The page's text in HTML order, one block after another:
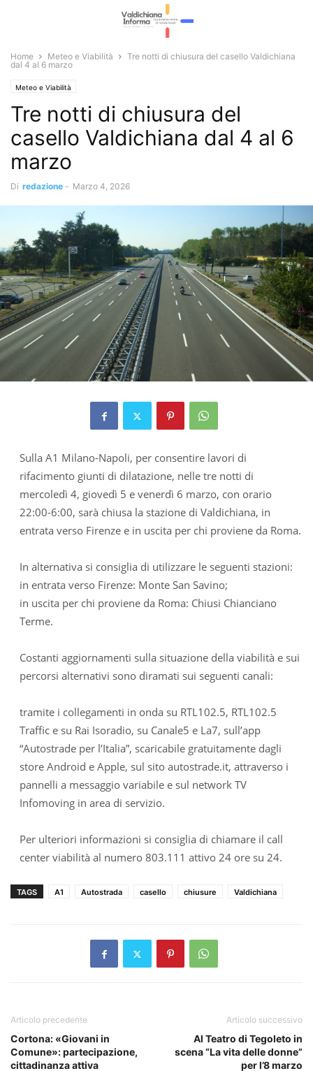
Home Meteo e Viabilità
Tre notti di chiusura del casello Valdichiana
dal 4 al 6 marzo
Meteo e Viabilità
Tre notti di chiusura del
casello Valdichiana dal 4 al 6
marzo
Di redazione - Marzo 4, 2026
Sulla A1 Milano-Napoli, per consentire lavori di
rifacimento giunti di dilatazione, nelle tre notti di
mercoledì 4, giovedì 5 e venerdì 6 marzo, con orario
22:00-6:00, sarà chiusa la stazione di Valdichiana, in
entrata verso Firenze e in uscita per chi proviene da Roma.
In alternativa si consiglia di utilizzare le seguenti stazioni:
in entrata verso Firenze: Monte San Savino;
in uscita per chi proviene da Roma: Chiusi Chianciano
Terme.
Costanti aggiornamenti sulla situazione della viabilità e sui
percorsi alternativi sono diramati sui seguenti canali:
tramite i collegamenti in onda su RTL102.5, RTL102.5
Traffic e su Rai Isoradio, su Canale5 e La7, sull’app
“Autostrade per l’Italia”, scaricabile gratuitamente dagli
store Android e Apple, sul sito autostrade.it, attraverso i
pannelli a messaggio variabile e sul network TV
Infomoving in area di servizio.
Per ulteriori informazioni si consiglia di chiamare il call
center viabilità al numero 803.111 attivo 24 ore su 24.
TAGS A1 Autostrada casello chiusure Valdichiana
Articolo precedente
Cortona: «Giovani in
Comune»: partecipazione,
cittadinanza attiva
Articolo successivo
Al Teatro di Tegoleto in
scena “La vita delle donne”
per l’8 marzo